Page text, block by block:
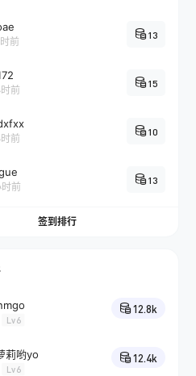
前
13
前
15
前
10
前
13
签到排行
Lv6
12.8k
莉哟yo
Lv6
12.4k